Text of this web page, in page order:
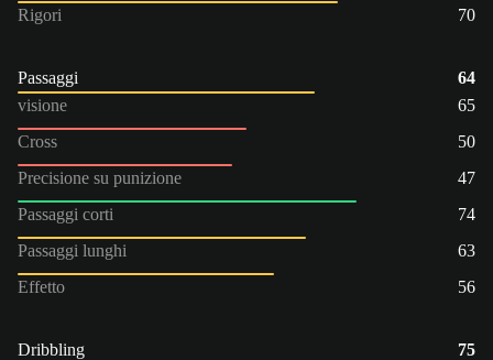
Rigori
70
Passaggi
64
visione
65
Cross
50
Precisione su punizione
47
Passaggi corti
74
Passaggi lunghi
63
Effetto
56
Dribbling
75